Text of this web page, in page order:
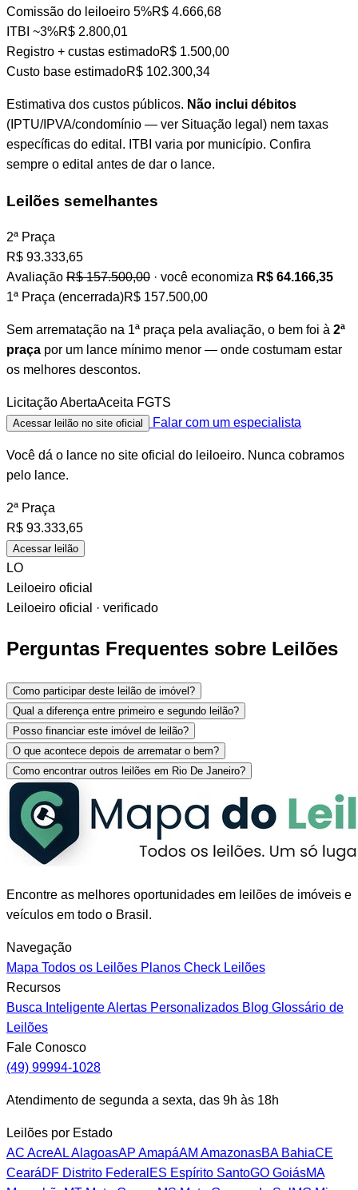
Comissão do leiloeiro 5%R$ 4.666,68
ITBI ~3%R$ 2.800,01
Registro + custas estimadoR$ 1.500,00
Custo base estimadoR$ 102.300,34
Estimativa dos custos públicos. Não inclui débitos
(IPTU/IPVA/condomínio — ver Situação legal) nem taxas
específicas do edital. ITBI varia por município. Confira
sempre o edital antes de dar o lance.
Leilões semelhantes
2ª Praça
R$ 93.333,65
Avaliação R$ 157.500,00 · você economiza R$ 64.166,35
1ª Praça (encerrada)R$ 157.500,00
Sem arrematação na 1ª praça pela avaliação, o bem foi à 2ª
praça por um lance mínimo menor — onde costumam estar
os melhores descontos.
Licitação AbertaAceita FGTS
Acessar leilão no site oficial Falar com um especialista
Você dá o lance no site oficial do leiloeiro. Nunca cobramos
pelo lance.
2ª Praça
R$ 93.333,65
Acessar leilão
LO
Leiloeiro oficial
Leiloeiro oficial · verificado
Perguntas Frequentes sobre Leilões
Como participar deste leilão de imóvel?
Qual a diferença entre primeiro e segundo leilão?
Posso financiar este imóvel de leilão?
O que acontece depois de arrematar o bem?
Como encontrar outros leilões em Rio De Janeiro?
Encontre as melhores oportunidades em leilões de imóveis e
veículos em todo o Brasil.
Navegação
Mapa Todos os Leilões Planos Check Leilões
Recursos
Busca InteligenteAlertas Personalizados Blog Glossário de
Leilões
Fale Conosco
(49) 99994-1028
Atendimento de segunda a sexta, das 9h às 18h
Leilões por Estado
AC AcreALAlagoasAP AmapáAM AmazonasBABahiaCE
CearáDF Distrito Federal ES Espírito SantoGO GoiásMA